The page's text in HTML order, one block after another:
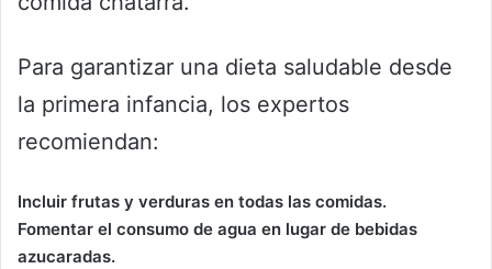
Para garantizar una dieta saludable desde
la primera infancia, los expertos
recomiendan:
Incluir frutas y verduras en todas las comidas.
Fomentar el consumo de agua en lugar de bebidas
azucaradas.